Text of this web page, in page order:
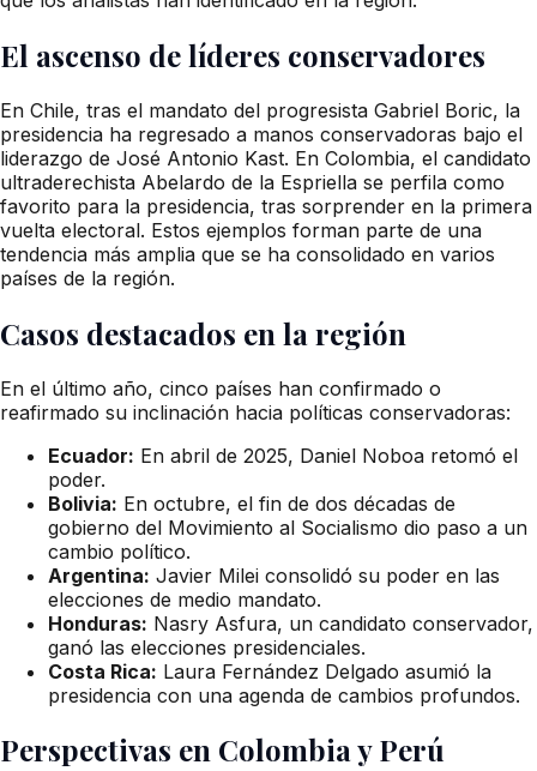
El ascenso de líderes conservadores
En Chile, tras el mandato del progresista Gabriel Boric, la
presidencia ha regresado a manos conservadoras bajo el
liderazgo de José Antonio Kast. En Colombia, el candidato
ultraderechista Abelardo de la Espriella se perfila como
favorito para la presidencia, tras sorprender en la primera
vuelta electoral. Estos ejemplos forman parte de una
tendencia más amplia que se ha consolidado en varios
países de la región.
Casos destacados en la región
En el último año, cinco países han confirmado o
reafirmado su inclinación hacia políticas conservadoras:
Ecuador: En abril de 2025, Daniel Noboa retomó el
poder.
Bolivia: En octubre, el fin de dos décadas de
gobierno del Movimiento al Socialismo dio paso a un
cambio político.
Argentina: Javier Milei consolidó su poder en las
elecciones de medio mandato.
Honduras: Nasry Asfura, un candidato conservador,
ganó las elecciones presidenciales.
Costa Rica: Laura Fernández Delgado asumió la
presidencia con una agenda de cambios profundos.
Perspectivas en Colombia y Perú